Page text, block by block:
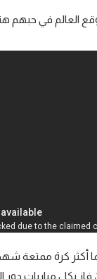
العالم في حبهم
أكثر كرة ممتعة
ذلك الحين منذ 1970، فاز بكل